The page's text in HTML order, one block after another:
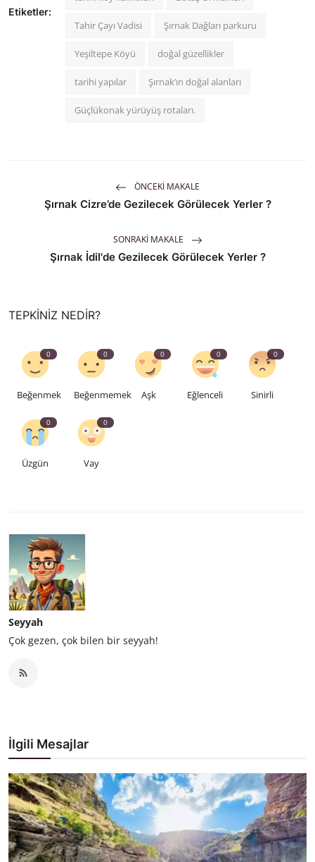
Etiketler:
Tahir Çayı Vadisi Şırnak Dağları parkuru
Yeşiltepe Köyü doğal güzellikler
tarihi yapılar Şırnak’ın doğal alanları
Güçlükonak yürüyüş rotaları.
ÖNCEKI MAKALE
Şırnak Cizre’de Gezilecek Görülecek Yerler ?
SONRAKI MAKALE
Şırnak İdil'de Gezilecek Görülecek Yerler ?
TEPKINIZ NEDIR?
0
Beğenmek
0
Beğenmemek
0
Aşk
0
Eğlenceli
0
Sinirli
0
Üzgün
0
Vay
Seyyah
Çok gezen, çok bilen bir seyyah!
İlgili Mesajlar